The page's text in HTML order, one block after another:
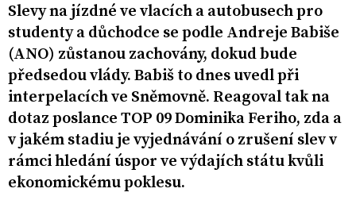
Slevy na jízdné ve vlacích a autobusech pro
studenty a důchodce se podle Andreje Babiše
(ANO) zůstanou zachovány, dokud bude
předsedou vlády. Babiš to dnes uvedl při
interpelacích ve Sněmovně. Reagoval tak na
dotaz poslance TOP 09 Dominika Feriho, zda a
v jakém stadiu je vyjednávání o zrušení slev v
rámci hledání úspor ve výdajích státu kvůli
ekonomickému poklesu.